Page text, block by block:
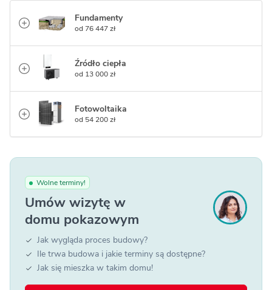
Fundamenty
od 76 447 zł
Źródło ciepła
od 13 000 zł
Fotowoltaika
od 54 200 zł
Wolne terminy!
Umów wizytę w
domu pokazowym
Jak wygląda proces budowy?
Ile trwa budowa i jakie terminy są dostępne?
Jak się mieszka w takim domu!